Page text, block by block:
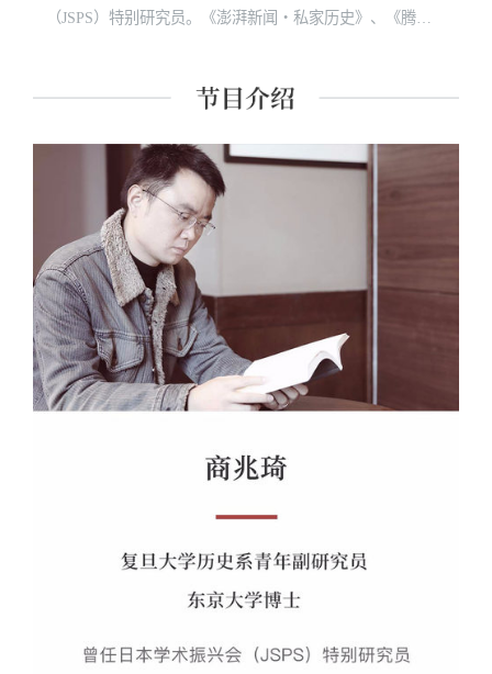
（JSPS）特别研究员。《澎湃新闻・私家历史》、《腾讯